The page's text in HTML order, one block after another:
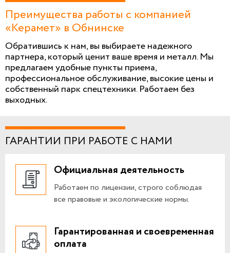
Преимущества работы с компанией
«Керамет» в Обнинске
Обратившись к нам, вы выбираете надежного
партнера, который ценит ваше время и металл. Мы
предлагаем удобные пункты приема,
профессиональное обслуживание, высокие цены и
собственный парк спецтехники. Работаем без
выходных.
ГАРАНТИИ ПРИ РАБОТЕ С НАМИ
Официальная деятельность
Работаем по лицензии, строго соблюдая
все правовые и экологические нормы.
Гарантированная и своевременная
оплата